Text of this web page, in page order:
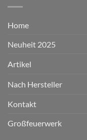
Home
Neuheit 2025
Artikel
Nach Hersteller
Kontakt
Großfeuerwerk